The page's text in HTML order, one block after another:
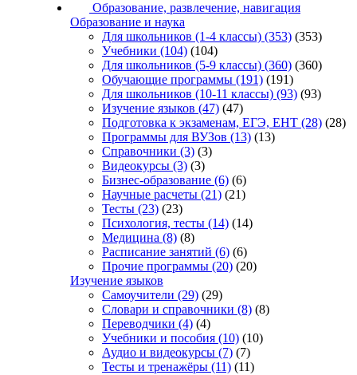
Образование, развлечение, навигация
Образование и наука
Для школьников (1-4 классы) (353) (353)
Учебники (104) (104)
Для школьников (5-9 классы) (360) (360)
Обучающие программы (191) (191)
Для школьников (10-11 классы) (93) (93)
Изучение языков (47) (47)
Подготовка к экзаменам, ЕГЭ, ЕНТ (28) (28)
Программы для ВУЗов (13) (13)
Справочники (3) (3)
Видеокурсы (3) (3)
Бизнес-образование (6) (6)
Научные расчеты (21) (21)
Тесты (23) (23)
Психология, тесты (14) (14)
Медицина (8) (8)
Расписание занятий (6) (6)
Прочие программы (20) (20)
Изучение языков
Самоучители (29) (29)
Словари и справочники (8) (8)
Переводчики (4) (4)
Учебники и пособия (10) (10)
Аудио и видеокурсы (7) (7)
Тесты и тренажёры (11) (11)